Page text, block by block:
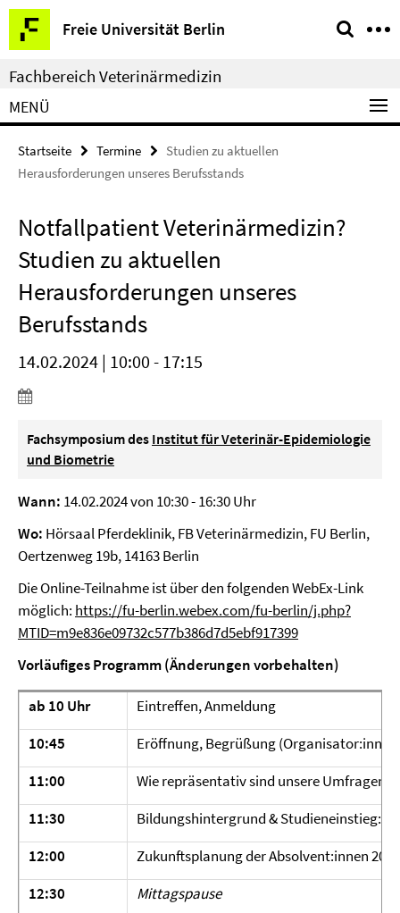
Springe
direkt
zu
Inhalt
Freie Universität Berlin
Service-
Navigation
Fachbereich Veterinärmedizin
MENÜ
Startseite Termine
Studien zu aktuellen
Herausforderungen unseres Berufsstands
Notfallpatient Veterinärmedizin?
Studien zu aktuellen
Herausforderungen unseres
Berufsstands
14.02.2024 | 10:00 - 17:15
Fachsymposium des Institut für Veterinär-Epidemiologie
und Biometrie
Wann: 14.02.2024 von 10:30 - 16:30 Uhr
Wo: Hörsaal Pferdeklinik, FB Veterinärmedizin, FU Berlin,
Oertzenweg 19b, 14163 Berlin
Die Online-Teilnahme ist über den folgenden WebEx-Link
möglich: https://fu-berlin.webex.com/fu-berlin/j.php?
MTID=m9e836e09732c577b386d7d5ebf917399
Vorläufiges Programm (Änderungen vorbehalten)
ab 10 Uhr
Eintreffen, Anmeldung
10:45
Eröffnung, Begrüßung
11:00
Wie repräsentativ sind unsere Umfragen
11:30
Bildungshintergrund & Studieneinstieg:
12:00
Zukunftsplanung der Absolvent:innen
12:30
Mittagspause